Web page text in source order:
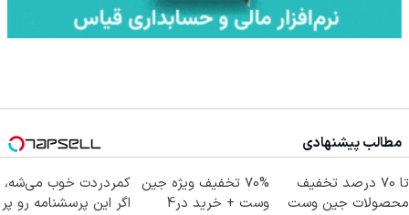
مطالب پیشنهادی
تا 70 درصد تخفیف
محصولات جین وست
70% تخفیف ویژه جین
وست + خرید در4
کمردردت خوب می‌شه،
اگر این پرسشنامه رو پر